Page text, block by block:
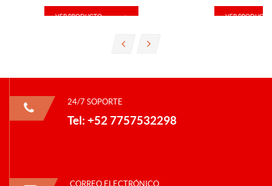
VER PRODUCTO VER PRODUCTO
24/7 SOPORTE
Tel: +52 7757532298
CORREO ELECTRÓNICO